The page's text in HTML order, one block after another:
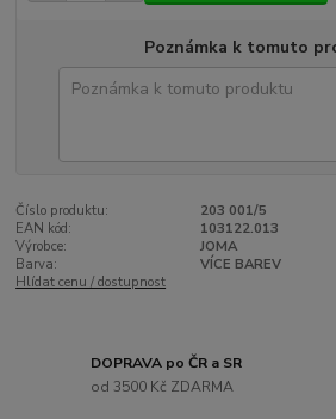
Poznámka k tomuto
Číslo produktu:
203 001/5
EAN kód:
103122.013
Výrobce:
JOMA
Barva:
VÍCE BAREV
Hlídat cenu / dostupnost
DOPRAVA po ČR a SR
od 3500 Kč ZDARMA